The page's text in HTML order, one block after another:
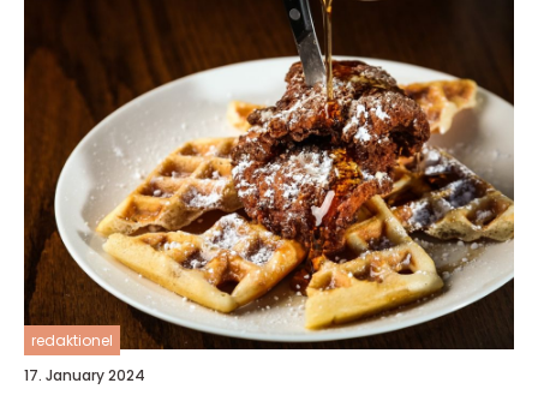
redaktionel
17. January 2024